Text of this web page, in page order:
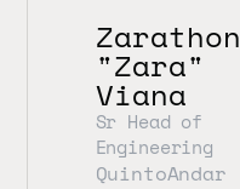
Zarathon
"Zara"
Viana
Sr Head of
Engineering
QuintoAndar